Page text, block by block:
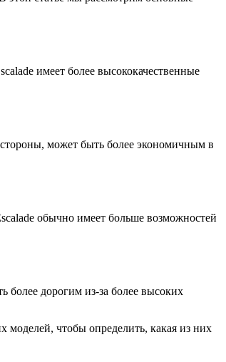
имеет более высококачественные
может быть более экономичным в
обычно имеет больше возможностей
более дорогим из-за более высоких
моделей, чтобы определить, какая из них